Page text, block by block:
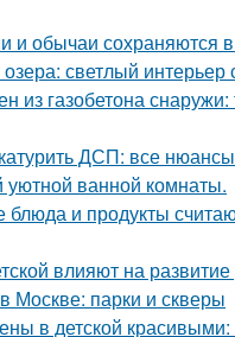
и обычаи сохраняются
светлый интерьер
из газобетона
ДСП: все
уютной ванной комнаты.
блюда и продукты
влияют на
Москве: парки и скверы
в детской